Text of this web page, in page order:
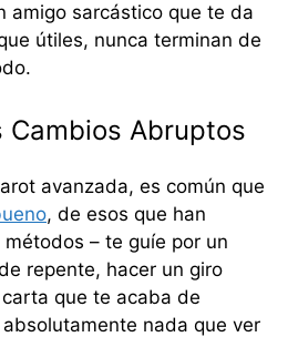
amigo sarcástico que te da
útiles, nunca terminan de
Cambios Abruptos
avanzada, es común que
, de esos que han
– te guíe por un
repente, hacer un giro
que te acaba de
nada que ver